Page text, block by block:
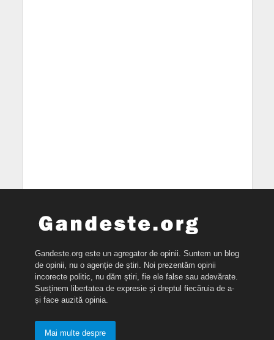
Gandeste.org este un agregator de opinii. Suntem un blog
de opinii, nu o agenție de știri. Noi prezentăm opinii
incorecte politic, nu dăm știri, fie ele false sau adevărate.
Susținem libertatea de expresie și dreptul fiecăruia de a-
și face auzită opinia.
Mai multe despre